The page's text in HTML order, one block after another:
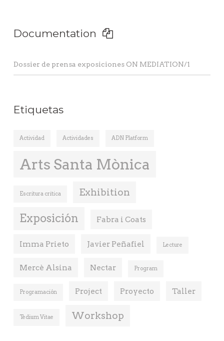
Documentation
Dossier de prensa exposiciones ON MEDIATION/1
Etiquetas
Actividad Actividades ADN Platform
Arts Santa Mònica
Escritura critica Exhibition
Exposición Fabra i Coats
Imma Prieto Javier Peñafiel Lecture
Mercè Alsina Nectar Program
Programación Project Proyecto Taller
Tedium Vitae Workshop